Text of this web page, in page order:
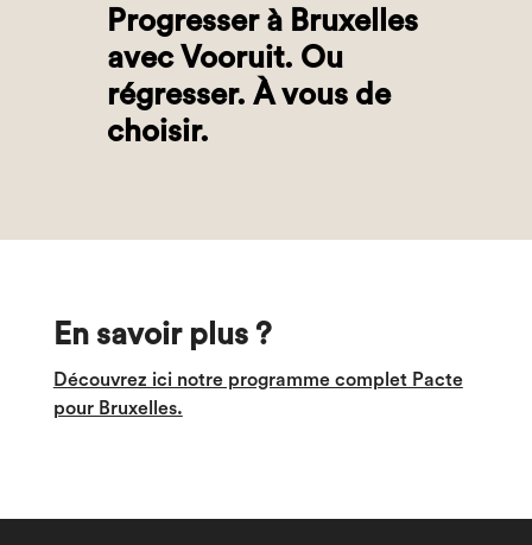
Progresser à Bruxelles
avec Vooruit. Ou
régresser. À vous de
choisir.
En savoir plus ?
Découvrez ici notre programme complet Pacte
pour Bruxelles.